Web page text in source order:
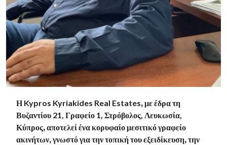
ΗKypros Kyriakides Real Estates, με έδρα τη
Βυζαντίου 21, Γραφείο 1, Στρόβολος, Λευκωσία,
Κύπρος, αποτελεί ένα κορυφαίο μεσιτικό γραφείο
ακινήτων, γνωστό για την τοπική του εξειδίκευση, την